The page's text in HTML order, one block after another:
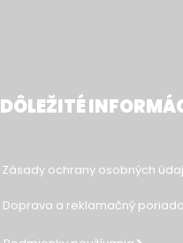
DÔLEŽITÉ
Zásady ochrany osobných
Doprava a reklamačný